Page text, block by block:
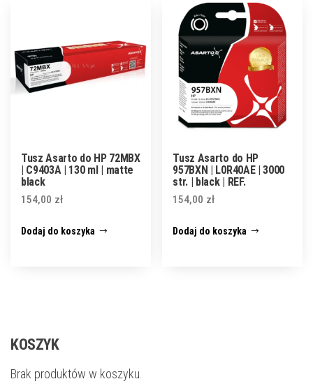
Tusz Asarto do HP 72MBX
| C9403A | 130 ml | matte
black
154,00 zł
Dodaj do koszyka
Tusz Asarto do HP
957BXN | L0R40AE | 3000
str. | black | REF.
154,00 zł
Dodaj do koszyka
KOSZYK
Brak produktów w koszyku.